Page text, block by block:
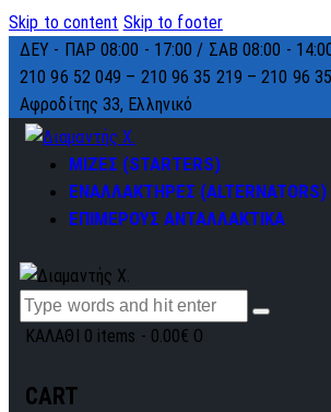
Skip to content Skip to footer
ΔΕΥ - ΠΑΡ 08:00 - 17:00 / ΣΑΒ 08:00 -
210 96 52 049 – 210 96 35 219 –210 96
Αφροδίτης 33, Ελληνικό
ΜΙΖΕΣ (STARTERS)
ΕΝΑΛΛΑΚΤΗΡΕΣ (ALTERNATORS)
ΕΠΙΜΕΡΟΥΣ ΑΝΤΑΛΛΑΚΤΙΚΑ
ΚΑΛΑΘΙ 0 items - 0.00€ 0
CART